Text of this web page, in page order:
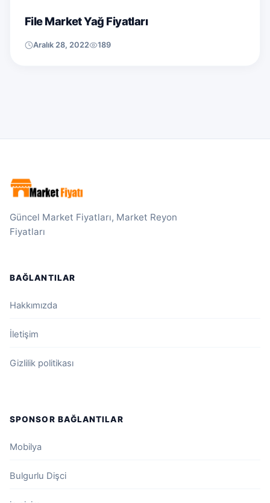
File Market Yağ Fiyatları
Aralık 28, 2022 189
Güncel Market Fiyatları, Market Reyon
Fiyatları
BAĞLANTILAR
Hakkımızda
İletişim
Gizlilik politikası
SPONSOR BAĞLANTILAR
Mobilya
Bulgurlu Dişci